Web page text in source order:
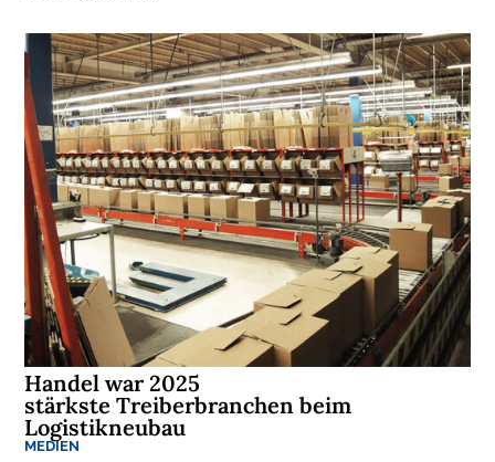
Handel war 2025
stärkste Treiberbranchen beim
Logistikneubau
MEDIEN